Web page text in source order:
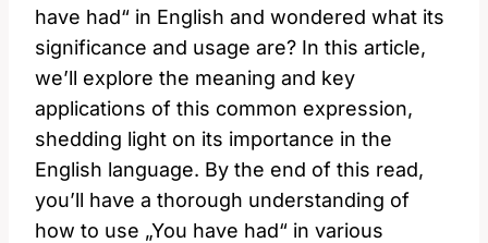
have had“ in English and wondered what its
significance and usage are? In this article,
we’ll explore the meaning and key
applications of this common expression,
shedding light on its importance in the
English language. By the end of this read,
you’ll have a thorough understanding of
how to use „You have had“ in various